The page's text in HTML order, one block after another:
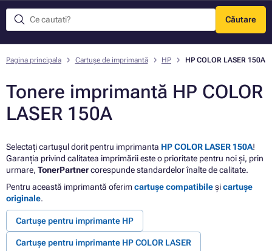
Căutare
Meniu
Pagina principala Cartușe de imprimantă HP HP COLOR LASER 150A
Tonere imprimantă HP COLOR
LASER 150A
Selectați cartușul dorit pentru imprimanta HP COLOR LASER 150A!
Garanția privind calitatea imprimării este o prioritate pentru noi și, prin
urmare, TonerPartnercorespunde standardelor înalte de calitate.
Pentru această imprimantă oferimcartușe compatibileșicartușe
originale.
Cartușe pentru imprimante HP
Cartușe pentru imprimante HP COLOR LASER